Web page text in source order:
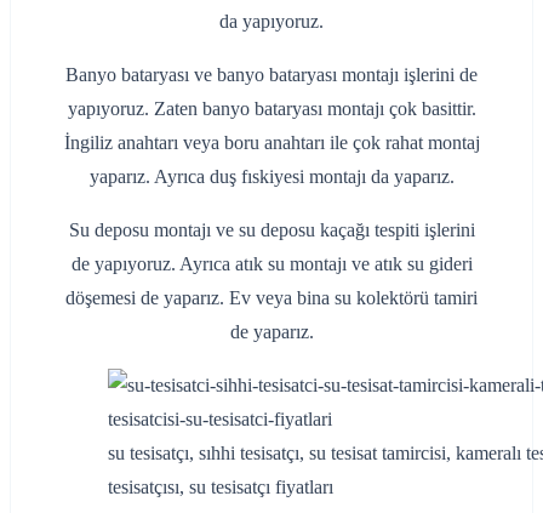
da yapıyoruz.
Banyo bataryası ve banyo bataryası montajı işlerini de
yapıyoruz. Zaten banyo bataryası montajı çok basittir.
İngiliz anahtarı veya boru anahtarı ile çok rahat montaj
yaparız. Ayrıca duş fıskiyesi montajı da yaparız.
Su deposu montajı ve su deposu kaçağı tespiti işlerini
de yapıyoruz. Ayrıca atık su montajı ve atık su gideri
döşemesi de yaparız. Ev veya bina su kolektörü tamiri
de yaparız.
su tesisatçı, sıhhi tesisatçı, su tesisat tamircisi, kameralı
tesisatçısı, su tesisatçı fiyatları